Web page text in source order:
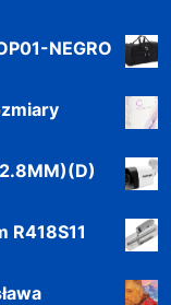
NEGRO
R418S11